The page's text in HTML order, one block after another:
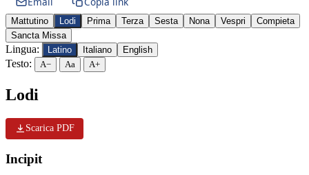
Mattutino Lodi Prima Terza Sesta Nona Vespri
Compieta
Sancta Missa
Lingua: Latino Italiano English
Testo: A− Aa A+
Lodi
Scarica PDF
Incipit